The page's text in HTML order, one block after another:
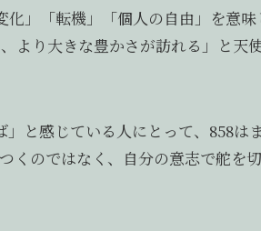
」「転機」「個人の自由」を意味
より大きな豊かさが訪れる」と天
と感じている人にとって、858は
のではなく、自分の意志で舵を切